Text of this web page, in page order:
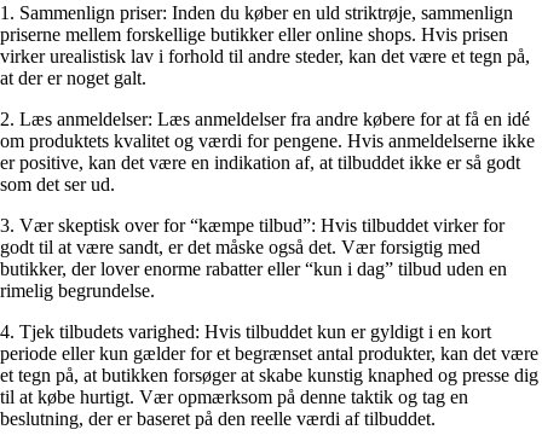
1. Sammenlign priser: Inden du køber en uld striktrøje, sammenlign
priserne mellem forskellige butikker eller online shops. Hvis prisen
virker urealistisk lav i forhold til andre steder, kan det være et tegn på,
at der er noget galt.
2. Læs anmeldelser: Læs anmeldelser fra andre købere for at få en idé
om produktets kvalitet og værdi for pengene. Hvis anmeldelserne ikke
er positive, kan det være en indikation af, at tilbuddet ikke er så godt
som det ser ud.
3. Vær skeptisk over for “kæmpe tilbud”: Hvis tilbuddet virker for
godt til at være sandt, er det måske også det. Vær forsigtig med
butikker, der lover enorme rabatter eller “kun i dag” tilbud uden en
rimelig begrundelse.
4. Tjek tilbudets varighed: Hvis tilbuddet kun er gyldigt i en kort
periode eller kun gælder for et begrænset antal produkter, kan det være
et tegn på, at butikken forsøger at skabe kunstig knaphed og presse dig
til at købe hurtigt. Vær opmærksom på denne taktik og tag en
beslutning, der er baseret på den reelle værdi af tilbuddet.